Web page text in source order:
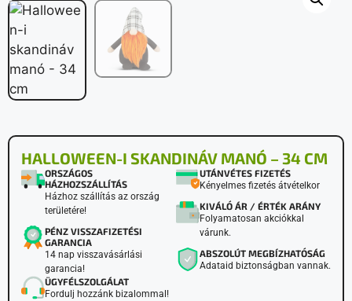
HALLOWEEN-I SKANDINÁV MANÓ – 34 CM
ORSZÁGOS
HÁZHOZSZÁLLÍTÁS
Házhoz szállítás az ország
területére!
PÉNZ VISSZAFIZETÉSI
GARANCIA
14 nap visszavásárlási
garancia!
ÜGYFÉLSZOLGÁLAT
Fordulj hozzánk bizalommal!
UTÁNVÉTES FIZETÉS
Kényelmes fizetés átvételkor
KIVÁLÓ ÁR / ÉRTÉK ARÁNY
Folyamatosan akciókkal
várunk.
ABSZOLÚT MEGBÍZHATÓSÁG
Adataid biztonságban vannak.